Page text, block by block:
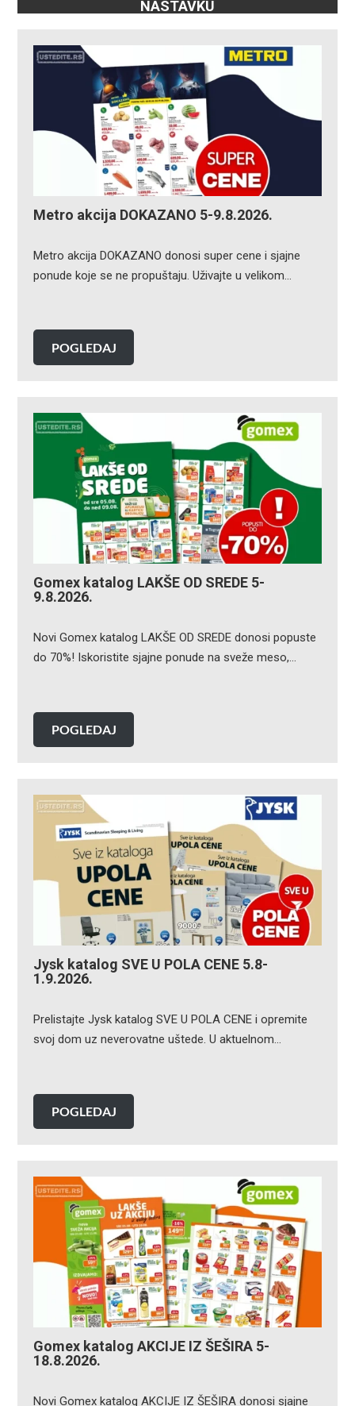
NASTAVKU
Metro akcija DOKAZANO 5-9.8.2026.
Metro akcija DOKAZANO donosi super cene i sjajne
ponude koje se ne propuštaju. Uživajte u velikom…
POGLEDAJ
Gomex katalog LAKŠE OD SREDE 5-
9.8.2026.
Novi Gomex katalog LAKŠE OD SREDE donosi popuste
do 70%! Iskoristite sjajne ponude na sveže meso,…
POGLEDAJ
Jysk katalog SVE U POLA CENE 5.8-
1.9.2026.
Prelistajte Jysk katalog SVE U POLA CENE i opremite
svoj dom uz neverovatne uštede. U aktuelnom…
POGLEDAJ
Gomex katalog AKCIJE IZ ŠEŠIRA 5-
18.8.2026.
Novi Gomex katalog AKCIJE IZ ŠEŠIRA donosi sjajne